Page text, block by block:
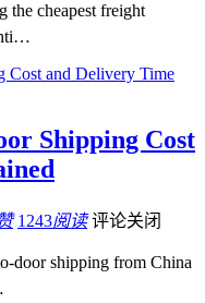
cheapest freight
Shipping Cost
1243阅读 评论关闭
door shipping from China